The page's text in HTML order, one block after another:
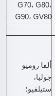
G70، G80،
G90، GV80
ألفا روميو
جوليا،
ستيلفيو؛